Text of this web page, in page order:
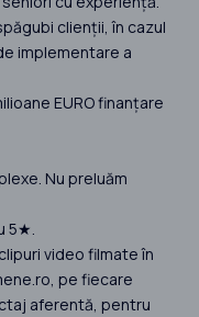
clienții, în cazul
implementare a
EURO finanțare
Nu preluăm
5★.
video filmate în
pe fiecare
aferentă, pentru